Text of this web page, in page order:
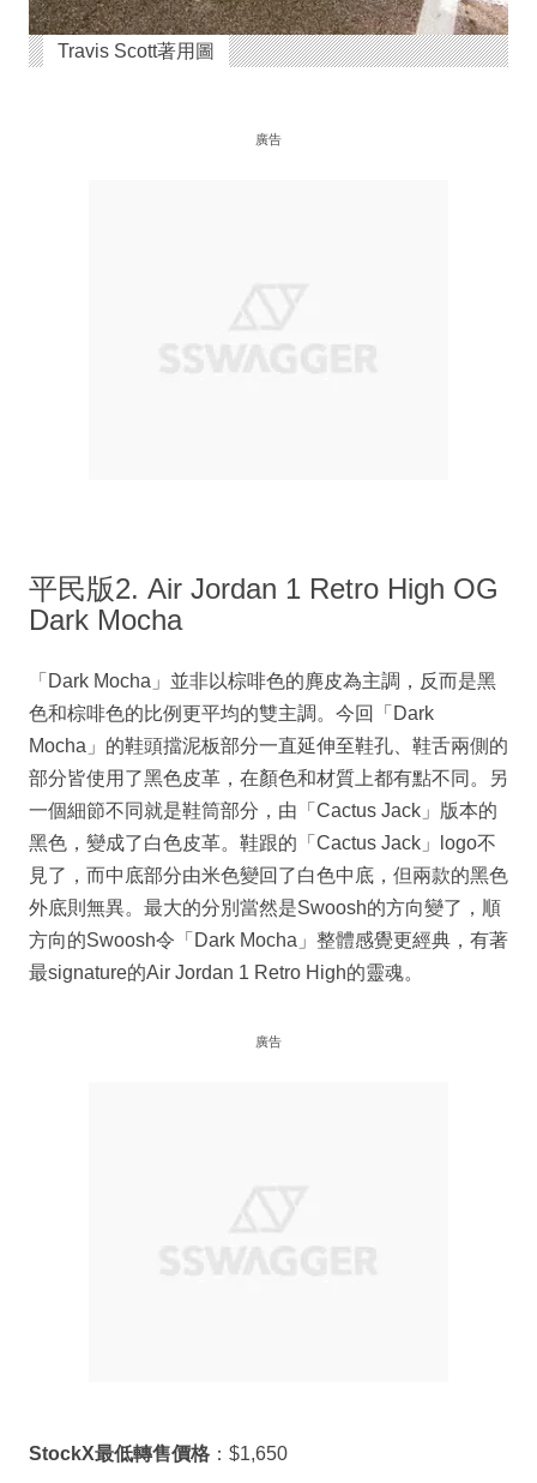
Travis Scott著用圖
廣告
平民版2. Air Jordan 1 Retro High OG
Dark Mocha
「Dark Mocha」並非以棕啡色的麂皮為主調，反而是黑
色和棕啡色的比例更平均的雙主調。今回「Dark
Mocha」的鞋頭擋泥板部分一直延伸至鞋孔、鞋舌兩側的
部分皆使用了黑色皮革，在顏色和材質上都有點不同。另
一個細節不同就是鞋筒部分，由「Cactus Jack」版本的
黑色，變成了白色皮革。鞋跟的「Cactus Jack」logo不
見了，而中底部分由米色變回了白色中底，但兩款的黑色
外底則無異。最大的分別當然是Swoosh的方向變了，順
方向的Swoosh令「Dark Mocha」整體感覺更經典，有著
最signature的Air Jordan 1 Retro High的靈魂。
廣告
StockX最低轉售價格 ：$1,650